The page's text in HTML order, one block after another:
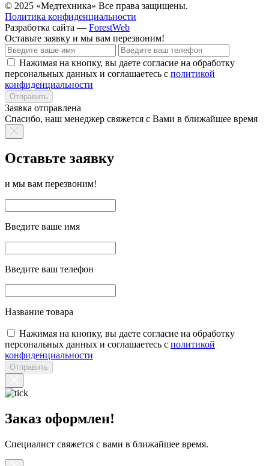
© 2025 «Медтехника» Все права защищены.
Политика конфиденциальности
Разработка сайта — ForestWeb
Оставьте заявку и мы вам перезвоним!
Нажимая на кнопку, вы даете согласие на обработку
персональных данных и соглашаетесь с политикой
конфиденциальности
Отправить
Заявка отправлена
Спасибо, наш менеджер свяжется с Вами в ближайшее время
Оставьте заявку
и мы вам перезвоним!
Введите ваше имя
Введите ваш телефон
Название товара
Нажимая на кнопку, вы даете согласие на обработку
персональных данных и соглашаетесь с политикой
конфиденциальности
Отправить
Заказ оформлен!
Специалист свяжется с вами в ближайшее время.